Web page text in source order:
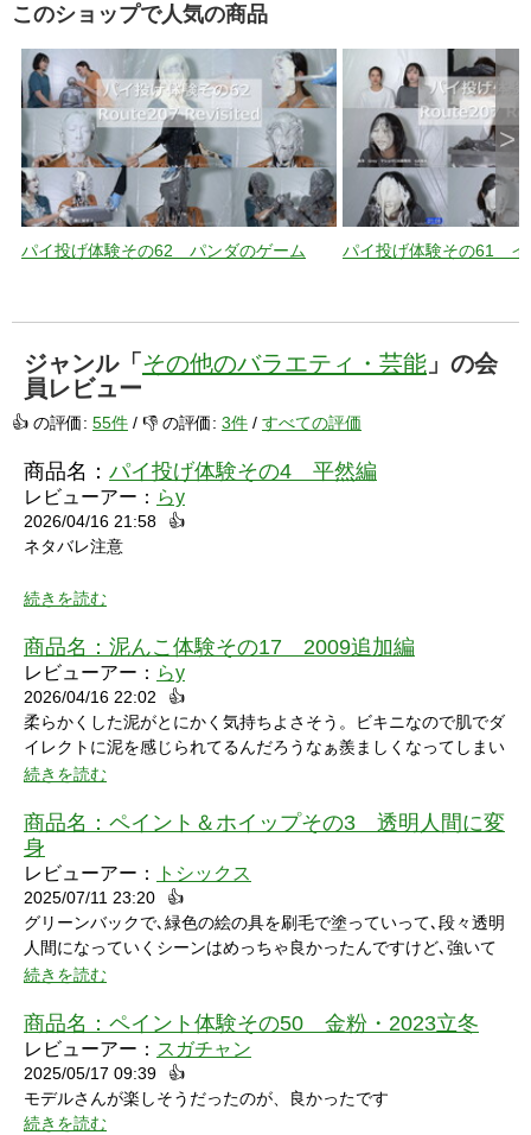
このショップで人気の商品
パイ投げ体験その62 パンダのゲーム パイ投げ体験その61 イ
>
ジャンル「 その他のバラエティ・芸能 」の会
員レビュー
👍 の評価: 55件 / 👎 の評価: 3件 / すべての評価
商品名： パイ投げ体験その4 平然編
レビューアー： らy
2026/04/16 21:58
👍
ネタバレ注意
シャワーシーンで「お腹にぶつけられたら声出ちゃうだろうな」
と思っていたところにパイをちょうどぶつけられ「予想が当たっ
たw」と笑ってしまいました。リアクションもクールな見た目に
い悔しさを滲ませながら罰ゲームを受けている姿にドキドキして
しまいました。
続きを読む
商品名： 泥んこ体験その17 2009追加編
レビューアー： らy
2026/04/16 22:02
👍
柔らかくした泥がとにかく気持ちよさそう。ビキニなので肌でダ
イレクトに泥を感じられてるんだろうなぁ羨ましくなってしまい
ました。
続きを読む
商品名： ペイント＆ホイップその3 透明人間に変
身
レビューアー： トシックス
2025/07/11 23:20
👍
グリーンバックで､緑色の絵の具を刷毛で塗っていって､段々透明
人間になっていくシーンはめっちゃ良かったんですけど､強いて
言うなら､上半身だけで無くて､全身も透明になる所も見てみたい
続きを読む
商品名： ペイント体験その50 金粉・2023立冬
レビューアー： スガチャン
2025/05/17 09:39
👍
モデルさんが楽しそうだったのが、良かったです
続きを読む